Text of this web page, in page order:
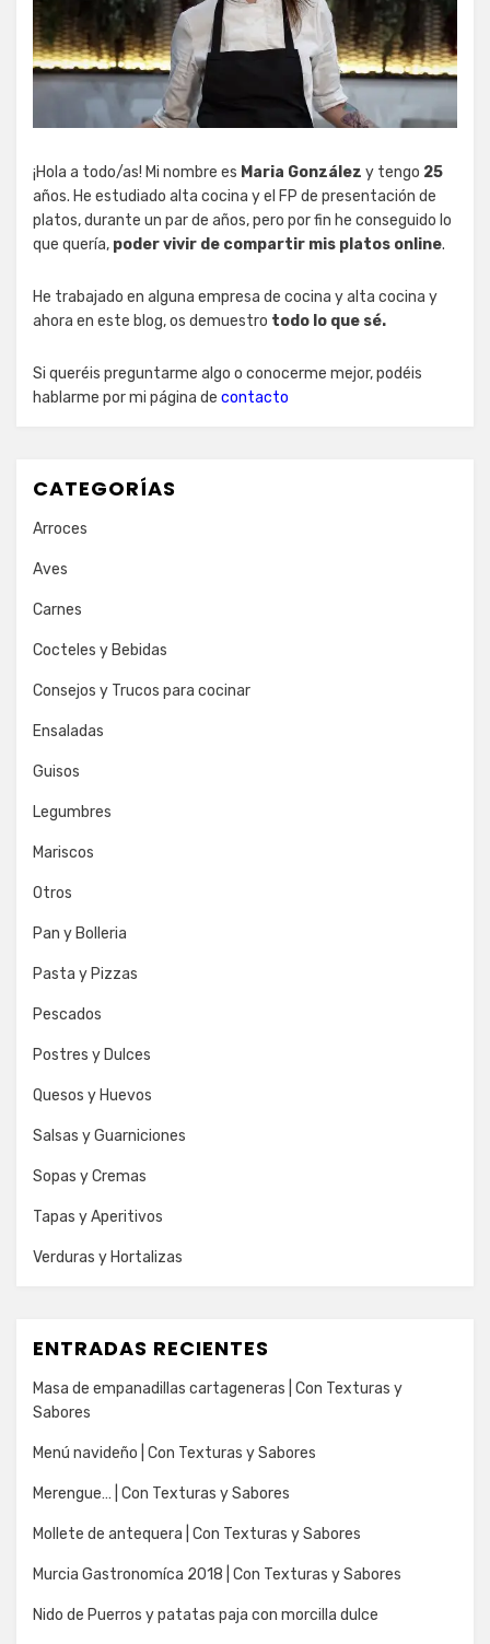
¡Hola a todo/as! Mi nombre es Maria González y tengo 25
años. He estudiado alta cocina y el FP de presentación de
platos, durante un par de años, pero por fin he conseguido lo
que quería, poder vivir de compartir mis platos online.
He trabajado en alguna empresa de cocina y alta cocina y
ahora en este blog, os demuestro todo lo que sé.
Si queréis preguntarme algo o conocerme mejor, podéis
hablarme por mi página de contacto
CATEGORÍAS
Arroces
Aves
Carnes
Cocteles y Bebidas
Consejos y Trucos para cocinar
Ensaladas
Guisos
Legumbres
Mariscos
Otros
Pan y Bolleria
Pasta y Pizzas
Pescados
Postres y Dulces
Quesos y Huevos
Salsas y Guarniciones
Sopas y Cremas
Tapas y Aperitivos
Verduras y Hortalizas
ENTRADAS RECIENTES
Masa de empanadillas cartageneras | Con Texturas y
Sabores
Menú navideño | Con Texturas y Sabores
Merengue… | Con Texturas y Sabores
Mollete de antequera | Con Texturas y Sabores
Murcia Gastronomíca 2018 | Con Texturas y Sabores
Nido de Puerros y patatas paja con morcilla dulce